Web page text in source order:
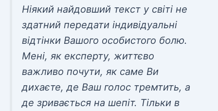
Ніякий найдовший текст у світі не
здатний передати індивідуальні
відтінки Вашого особистого болю.
Мені, як експерту, життєво
важливо почути, як саме Ви
дихаєте, де Ваш голос тремтить, а
де зривається на шепіт. Тільки в